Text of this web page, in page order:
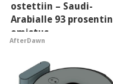
ostettiin – Saudi-
Arabialle 93 prosentin
omistus
AfterDawn